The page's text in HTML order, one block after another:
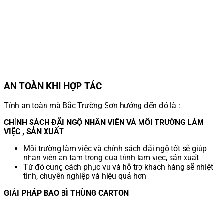
AN TOÀN KHI HỢP TÁC
Tính an toàn mà Bắc Trường Sơn hướng đến đó là :
CHÍNH SÁCH ĐÃI NGỘ NHÂN VIÊN VÀ MÔI TRƯỜNG LÀM
VIỆC , SẢN XUẤT
Môi trường làm việc và chính sách đãi ngộ tốt sẽ giúp
nhân viên an tâm trong quá trình làm việc, sản xuất
Từ đó cung cách phục vụ và hỗ trợ khách hàng sẽ nhiệt
tình, chuyên nghiệp và hiệu quả hơn
GIẢI PHÁP BAO BÌ THÙNG CARTON